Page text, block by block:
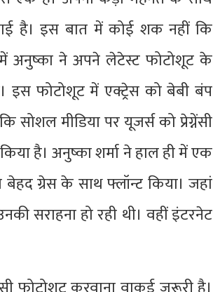
है। इस बात में कोई शक नहीं कि
अनुष्का ने अपने लेटेस्ट फोटोशूट के
इस फोटोशूट में एक्ट्रेस को बेबी बंप
मीडिया पर यूजर्स को प्रेग्नेंसी
है। अनुष्का शर्मा ने हाल ही में एक
ग्रेस के साथ फ्लॉन्ट किया। जहां
सराहना हो रही थी। वहीं इंटरनेट